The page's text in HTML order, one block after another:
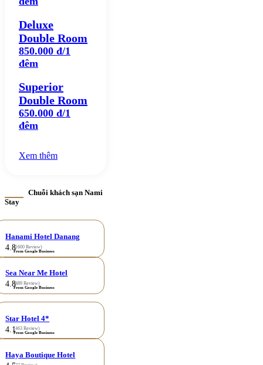
Deluxe
Double Room
850.000 đ/1
đêm
Superior
Double Room
650.000 đ/1
đêm
Xem thêm
Chuỗi khách sạn Nami
Stay
Hanami Hotel Danang
4.8(1600 Review)
From Google Business
Sea Near Me Hotel
4.8(489 Review)
From Google Business
Star Hotel 4*
4.1(463 Review)
From Google Business
Haya Boutique Hotel